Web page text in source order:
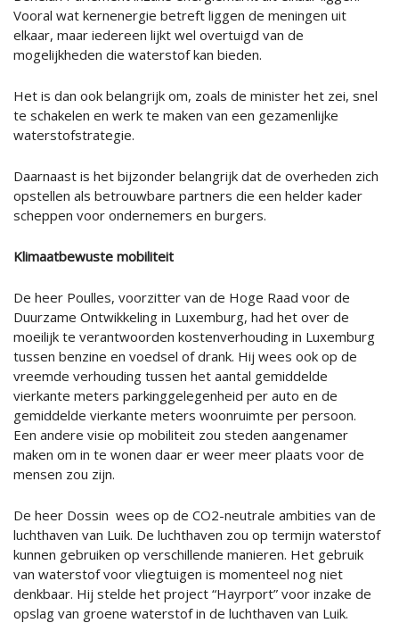
Vooral wat kernenergie betreft liggen de meningen uit
elkaar, maar iedereen lijkt wel overtuigd van de
mogelijkheden die waterstof kan bieden.
Het is dan ook belangrijk om, zoals de minister het zei, snel
te schakelen en werk te maken van een gezamenlijke
waterstofstrategie.
Daarnaast is het bijzonder belangrijk dat de overheden zich
opstellen als betrouwbare partners die een helder kader
scheppen voor ondernemers en burgers.
Klimaatbewuste mobiliteit
De heer Poulles, voorzitter van de Hoge Raad voor de
Duurzame Ontwikkeling in Luxemburg, had het over de
moeilijk te verantwoorden kostenverhouding in Luxemburg
tussen benzine en voedsel of drank. Hij wees ook op de
vreemde verhouding tussen het aantal gemiddelde
vierkante meters parkinggelegenheid per auto en de
gemiddelde vierkante meters woonruimte per persoon.
Een andere visie op mobiliteit zou steden aangenamer
maken om in te wonen daar er weer meer plaats voor de
mensen zou zijn.
De heer Dossin wees op de CO2-neutrale ambities van de
luchthaven van Luik. De luchthaven zou op termijn waterstof
kunnen gebruiken op verschillende manieren. Het gebruik
van waterstof voor vliegtuigen is momenteel nog niet
denkbaar. Hij stelde het project “Hayrport” voor inzake de
opslag van groene waterstof in de luchthaven van Luik.